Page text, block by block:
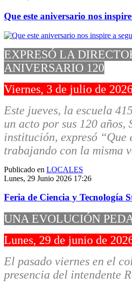
Que este aniversario nos
EXPRESÓ LA
ANIVERSARIO 120
Viernes, 3 de julio de
Este jueves, la escuela
un acto por sus 120
institución, expresó “Que
trabajando con la misma
Publicado en LOCALES
Lunes, 29 Junio 2026 17:26
Feria de Ciencia y Tecnología
UNA EVOLUCIÓN
Lunes, 29 de junio de
El pasado viernes en el
presencia del intendente